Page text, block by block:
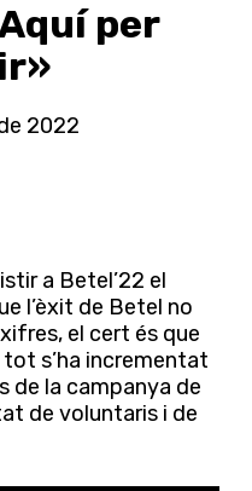
per
2022
a Betel’22 el
l’èxit de Betel no
el cert és que
s’ha incrementat
de la campanya de
de voluntaris i de